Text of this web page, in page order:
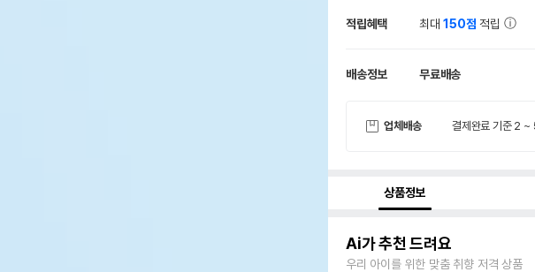
적립혜택 최대150점 적립
배송정보 무료배송
업체배송 결제완료 기준 2 ~
상품정보
Ai가 추천 드려요
우리 아이를 위한 맞춤 취향 저격 상품